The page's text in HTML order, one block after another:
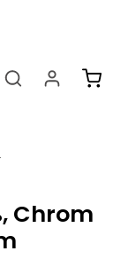
Chrom